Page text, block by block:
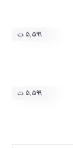
۵,۵۹۹ ت
۵,۵۹۹ ت